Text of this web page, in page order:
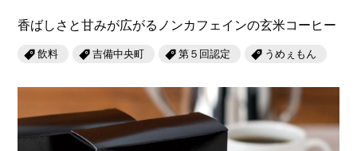
ふるさと文庫
ふるさと散歩
人・もの・こと
JR西日本グループのおみやげ開発
みんなのドーナツ
岡山育ちのアイスバー
CATALOG
ふるさとあっ晴れ認定
TRAIN
観光列車
香ばしさと甘みが広がるノンカフェインの玄米コーヒー
飲料 吉備中央町 第５回認定 うめぇもん